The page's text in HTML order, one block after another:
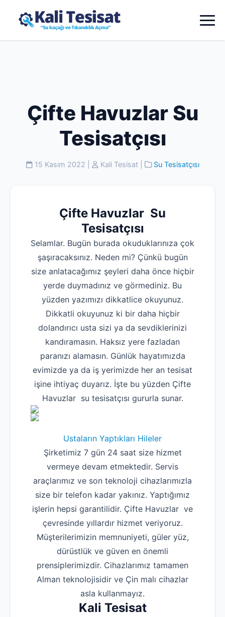
Çifte Havuzlar Su
Tesisatçısı
15 Kasım 2022 Kali Tesisat| Su Tesisatçısı
Çifte Havuzlar Su
Tesisatçısı
Selamlar. Bugün burada okuduklarınıza çok
şaşıracaksınız. Neden mi? Çünkü bugün
size anlatacağımız şeyleri daha önce hiçbir
yerde duymadınız ve görmediniz. Bu
yüzden yazımızı dikkatlice okuyunuz.
Dikkatli okuyunuz ki bir daha hiçbir
dolandırıcı usta sizi ya da sevdiklerinizi
kandıramasın. Haksız yere fazladan
paranızı alamasın. Günlük hayatımızda
evimizde ya da iş yerimizde her an tesisat
işine ihtiyaç duyarız. İşte bu yüzden Çifte
Havuzlar su tesisatçısı gururla sunar.
Ustaların Yaptıkları Hileler
Şirketimiz 7 gün 24 saat size hizmet
vermeye devam etmektedir. Servis
araçlarımız ve son teknoloji cihazlarımızla
size bir telefon kadar yakınız. Yaptığımız
işlerin hepsi garantilidir. Çifte Havuzlar ve
çevresinde yıllardır hizmet veriyoruz.
Müşterilerimizin memnuniyeti, güler yüz,
dürüstlük ve güven en önemli
prensiplerimizdir. Cihazlarımız tamamen
Alman teknolojisidir ve Çin malı cihazlar
asla kullanmayız.
Kali Tesisat